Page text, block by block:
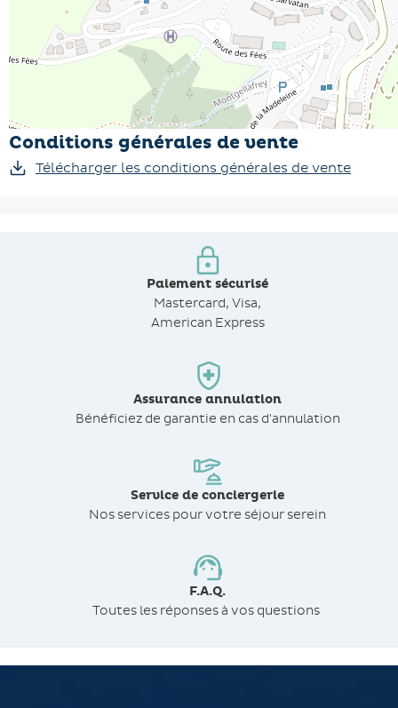
Conditions générales de vente
Télécharger les conditions générales de vente
Paiement sécurisé
Mastercard, Visa,
American Express
Assurance annulation
Bénéficiez de garantie en cas d'annulation
Service de conciergerie
Nos services pour votre séjour serein
F.A.Q.
Toutes les réponses à vos questions